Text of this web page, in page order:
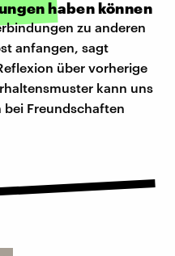
haben können
zu anderen
anfangen, sagt
über vorherige
kann uns
bei Freundschaften